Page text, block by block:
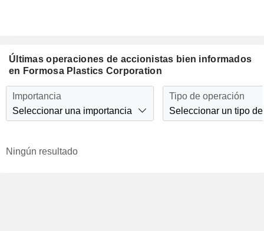
Últimas operaciones de accionistas bien informados
en Formosa Plastics Corporation
Importancia
Seleccionar una importancia
Tipo de operación
Seleccionar un tipo
Ningún resultado